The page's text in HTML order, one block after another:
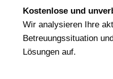
Kostenlose und
Wir analysieren Ihre
Betreuungssituation
Lösungen auf.